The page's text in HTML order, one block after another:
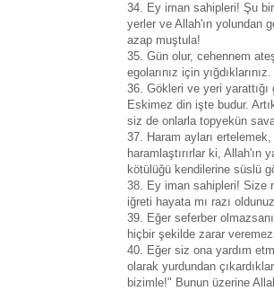
34. Ey iman sahipleri! Şu
yerler ve Allah'ın yolundan
azap muştula!
35. Gün olur, cehennem
egolarınız için
36. Gökleri ve yeri yarattığı
Eskimez din işte budur.
siz de onlarla topyekün
37. Haram ayları ertelemek,
haramlaştırırlar ki, Allah'ın
kötülüğü kendilerine süslü
38. Ey iman sahipleri! Size
iğreti hayata mı razı
39. Eğer seferber
hiçbir şekilde zarar
40. Eğer siz ona yardım
olarak yurdundan
bizimle!" Bunun üzerine